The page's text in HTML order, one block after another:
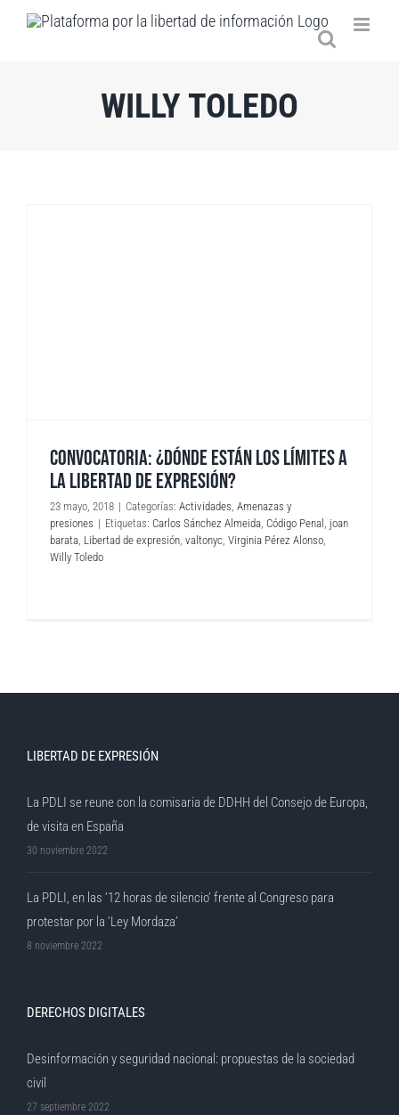
Saltar
WILLY TOLEDO
CONVOCATORIA: ¿DÓNDE ESTÁN LOS LÍMITES A
LA LIBERTAD DE EXPRESIÓN?
23 mayo, 2018 | Categorías: Actividades, Amenazas y
presiones | Etiquetas: Carlos Sánchez Almeida, Código Penal , joan
barata, Libertad de expresión, valtonyc, Virginia Pérez Alonso,
Willy Toledo
LIBERTAD DE EXPRESIÓN
La PDLI se reune con la comisaria de DDHH del Consejo de Europa,
de visita en España
30 noviembre 2022
La PDLI, en las ’12 horas de silencio’ frente al Congreso para
protestar por la ‘Ley Mordaza’
8 noviembre 2022
DERECHOS DIGITALES
Desinformación y seguridad nacional: propuestas de la sociedad
civil
27 septiembre 2022